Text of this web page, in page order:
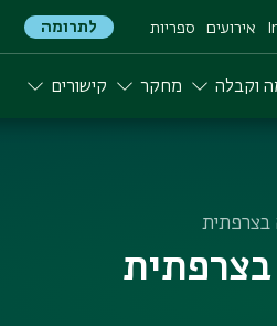
אירועים ספריות לתרומה
וקבלה מחקר קישורים
בצרפתית